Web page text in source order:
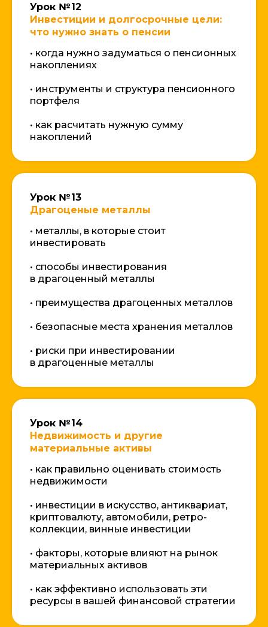
Урок № 12
Инвестиции и долгосрочные цели:
что нужно знать о пенсии
• когда нужно задуматься о пенсионных
накоплениях
• инструменты и структура пенсионного
портфеля
• как расчитать нужную сумму
накоплений
Урок № 13
Драгоценые металлы
• металлы, в которые стоит
инвестировать
• способы инвестирования
в драгоценный металлы
• преимущества драгоценных металлов
• безопасные места хранения металлов
• риски при инвестировании
в драгоценные металлы
Урок № 14
Недвижимость и другие
материальные активы
• как правильно оценивать стоимость
недвижимости
• инвестиции в искусство, антиквариат,
криптовалюту, автомобили, ретро-
коллекции, винные инвестиции
• факторы, которые влияют на рынок
материальных активов
• как эффективно использовать эти
ресурсы в вашей финансовой стратегии
КАК ПРОХОДИТ ОБУЧЕНИЕ?